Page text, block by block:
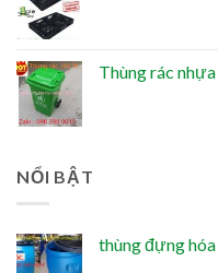
Thùng rác
NỔI BẬT
thùng đựng